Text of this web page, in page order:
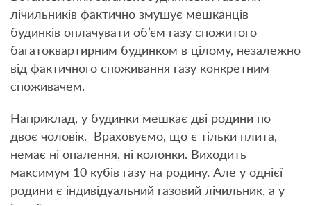
лічильників фактично змушує мешканців
будинків оплачувати об’єм газу спожитого
багатоквартирним будинком в цілому, незалежно
від фактичного споживання газу конкретним
споживачем.
Наприклад, у будинки мешкає дві родини по
двоє чоловік. Враховуємо, що є тільки плита,
немає ні опалення, ні колонки. Виходить
максимум 10 кубів газу на родину. Але у однієї
родини є індивідуальний газовий лічильник, а у